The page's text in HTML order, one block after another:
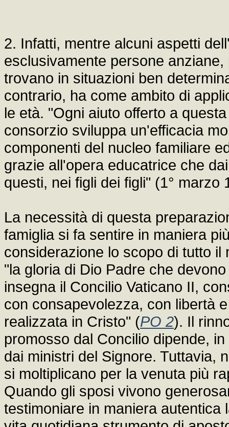
2. Infatti, mentre alcuni aspetti
esclusivamente persone
trovano in situazioni ben
contrario, ha come ambito di
le età. "Ogni aiuto offerto a
consorzio sviluppa un'efficacia
componenti del nucleo familiare
grazie all'opera educatrice che
questi, nei figli dei figli" (1° marzo
La necessità di questa
famiglia si fa sentire in maniera
considerazione lo scopo di tutto
"la gloria di Dio Padre che
insegna il Concilio Vaticano II,
con consapevolezza, con libertà
realizzata in Cristo" (PO 2). Il
promosso dal Concilio dipende,
dai ministri del Signore. Tuttavia,
si moltiplicano per la venuta più
Quando gli sposi vivono
testimoniare in maniera autentica